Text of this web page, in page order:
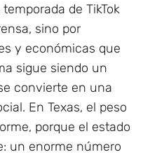
de TikTok
sino por
y económicas que
sigue siendo un
convierte en una
En Texas, el peso
porque el estado
un enorme número